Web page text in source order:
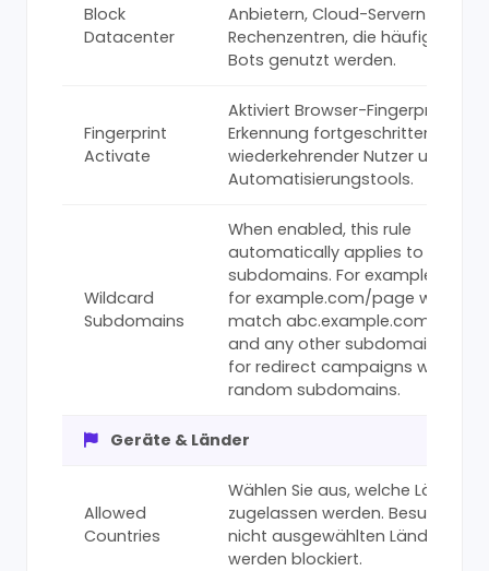
Block
Datacenter
Anbietern, Cloud-Servern und
Rechenzentren, die häufig von
Bots genutzt werden.
Fingerprint
Activate
Aktiviert Browser-Fingerprinting
Erkennung fortgeschrittener
wiederkehrender Nutzer und
Automatisierungstools.
Wildcard
Subdomains
When enabled, this rule
automatically applies to all
subdomains. For example, a rule
for example.com/page will also
match abc.example.com/page
and any other subdomain.
for redirect campaigns with
random subdomains.
Geräte & Länder
Allowed
Countries
Wählen Sie aus, welche Länder
zugelassen werden. Besucher
nicht ausgewählten Ländern
werden blockiert.